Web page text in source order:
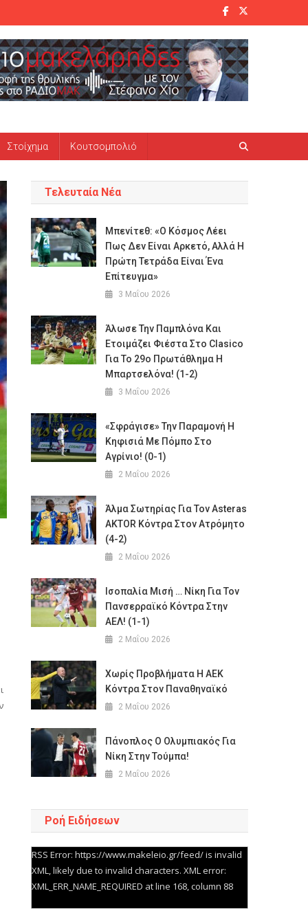
Στοίχημα Κουτσομπολιό
Τελευταία Νέα
Μπενίτεθ: «Ο Κόσμος Λέει
Πως Δεν Είναι Αρκετό, Αλλά Η
Πρώτη Τετράδα Είναι Ένα
Επίτευγμα»
3 Μαΐου 2026
Άλωσε Την Παμπλόνα Και
Ετοιμάζει Φιέστα Στο Clasico
Για Το 29ο Πρωτάθλημα Η
Μπαρτσελόνα! (1-2)
3 Μαΐου 2026
«Σφράγισε» Την Παραμονή Η
Κηφισιά Με Πόμπο Στο
Αγρίνιο! (0-1)
2 Μαΐου 2026
Άλμα Σωτηρίας Για Τον Asteras
AKTOR Κόντρα Στον Ατρόμητο
(4-2)
2 Μαΐου 2026
Ισοπαλία Μισή … Νίκη Για Τον
Πανσερραϊκό Κόντρα Στην
ΑΕΛ! (1-1)
2 Μαΐου 2026
Χωρίς Προβλήματα Η ΑΕΚ
Κόντρα Στον Παναθηναϊκό
2 Μαΐου 2026
Πάνοπλος Ο Ολυμπιακός Για
Νίκη Στην Τούμπα!
2 Μαΐου 2026
Ροή Ειδήσεων
RSS Error: https://www.makeleio.gr/feed/ is invalid
XML, likely due to invalid characters. XML error:
XML_ERR_NAME_REQUIRED at line 168, column 88